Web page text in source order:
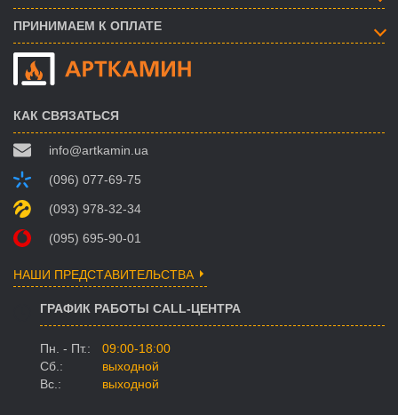
ПРИНИМАЕМ К ОПЛАТЕ
КАК СВЯЗАТЬСЯ
info@artkamin.ua
(096) 077-69-75
(093) 978-32-34
(095) 695-90-01
НАШИ ПРЕДСТАВИТЕЛЬСТВА
ГРАФИК РАБОТЫ CALL-ЦЕНТРА
Пн. - Пт.:
09:00-18:00
Сб.:
выходной
Вс.:
выходной